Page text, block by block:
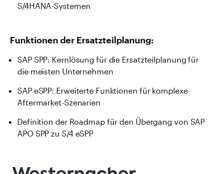
S/4HANA-Systemen
Funktionen der Ersatzteilplanung:
SAP SPP: Kernlösung für die Ersatzteilplanung für
die meisten Unternehmen
SAP eSPP: Erweiterte Funktionen für komplexe
Aftermarket-Szenarien
Definition der Roadmap für den Übergang von SAP
APO SPP zu S/4 eSPP